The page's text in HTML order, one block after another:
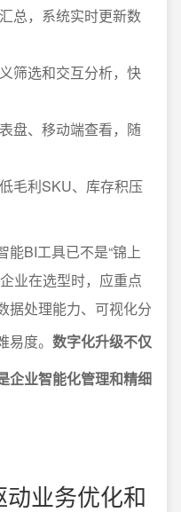
总，系统实时更新数
筛选和交互分析，快
盘、移动端查看，随
毛利SKU、库存积压
能BI工具已不是“锦上
业在选型时，应重点
据处理能力、可视化分
度。 数字化升级不仅
企业智能化管理和精细
业务优化和